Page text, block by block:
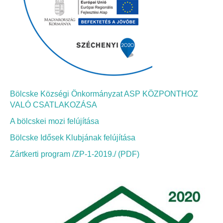
Bölcskei Néptánc Egyesület
Bölcskei Polgárőrség
Bölcskei Klímakör
HIVATAL
Szervezeti felépítés
Dokumentumok
Bölcske Községi Önkormányzat ASP KÖZPONTHOZ
VALÓ CSATLAKOZÁSA
A bölcskei mozi felújítása
Bölcske Idősek Klubjának felújítása
Zártkerti program /ZP-1-2019./ (PDF)